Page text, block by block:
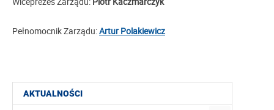
AKTUALNOŚCI
Pełnomocnik Zarządu:Artur Polakiewicz